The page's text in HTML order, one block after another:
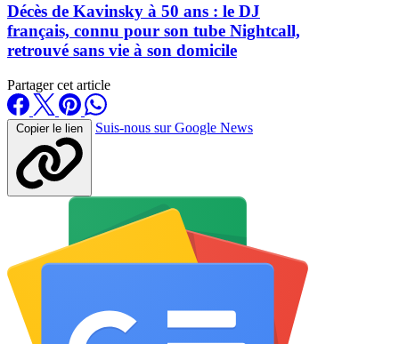
Décès de Kavinsky à 50 ans : le DJ
français, connu pour son tube Nightcall,
retrouvé sans vie à son domicile
Partager cet article
Copier le lien Suis-nous sur Google News